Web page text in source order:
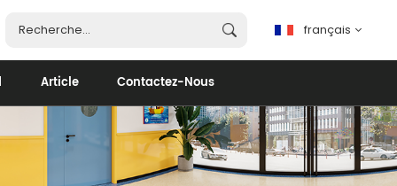
français
français
English
español
Article Contactez-Nous